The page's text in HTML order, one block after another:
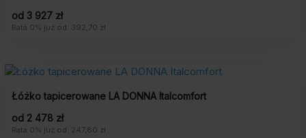
od 3 927 zł
Rata 0% już od: 392,70 zł
Łóżko tapicerowane LA DONNA Italcomfort
od 2 478 zł
Rata 0% już od: 247,80 zł